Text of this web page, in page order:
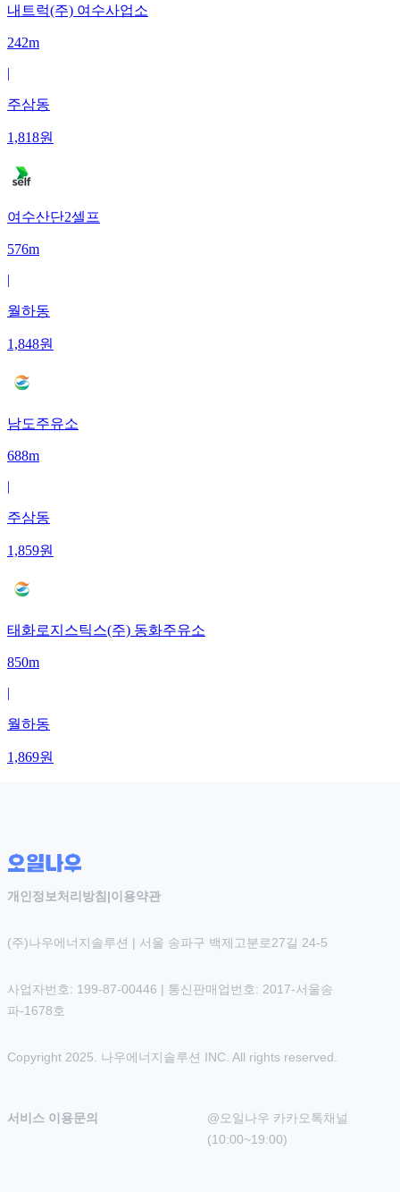
내트럭(주) 여수사업소
242m
|
주삼동
1,818원
여수산단2셀프
576m
|
월하동
1,848원
남도주유소
688m
|
주삼동
1,859원
태화로지스틱스(주) 동화주유소
850m
|
월하동
1,869원
개인정보처리방침 |이용약관
(주)나우에너지솔루션 | 서울 송파구 백제고분로27길 24-5
사업자번호: 199-87-00446 | 통신판매업번호: 2017-서울송
파-1678호
Copyright 2025. 나우에너지솔루션 INC. All rights reserved.
서비스 이용문의
@오일나우 카카오톡채널
(10:00~19:00)